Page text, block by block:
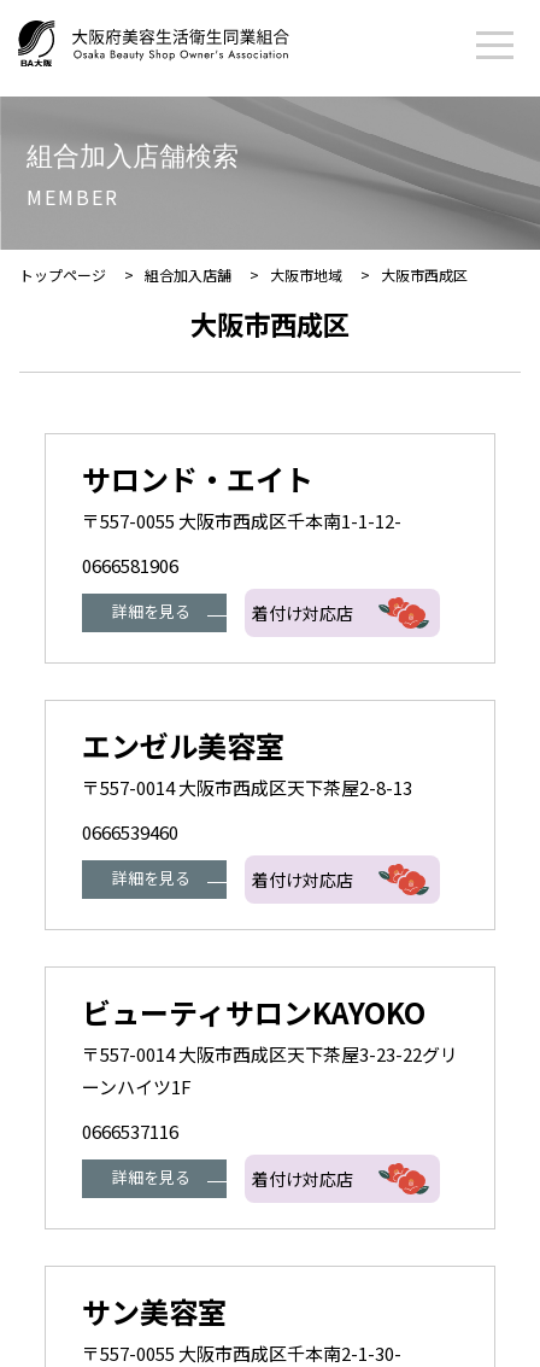
組合加入店舗検索
MEMBER
トップページ > 組合加入店舗 > 大阪市地域 > 大阪市西成区
大阪市西成区
サロンド・エイト
〒557-0055 大阪市西成区千本南1-1-12-
0666581906
詳細を見る 着付け対応店
エンゼル美容室
〒557-0014 大阪市西成区天下茶屋2-8-13
0666539460
詳細を見る 着付け対応店
ビューティサロンKAYOKO
〒557-0014 大阪市西成区天下茶屋3-23-22グリ
ーンハイツ1F
0666537116
詳細を見る 着付け対応店
サン美容室
〒557-0055 大阪市西成区千本南2-1-30-